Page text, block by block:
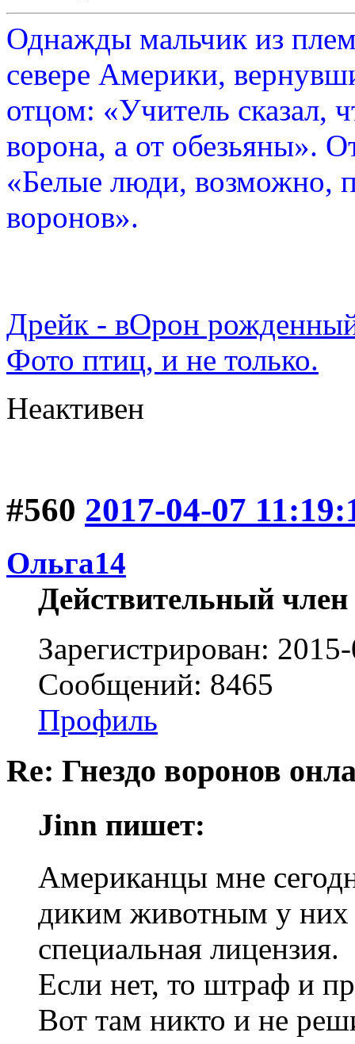
Однажды мальчик из
севере Америки,
отцом: «Учитель сказал,
ворона, а от обезьяны».
«Белые люди, возможно,
воронов».
Дрейк - вОрон
Фото птиц, и не только.
Неактивен
#560 2017-04-07
Ольга14
Действительный член
Зарегистрирован:
Сообщений: 8465
Профиль
Re: Гнездо воронов
Jinn пишет:
Американцы мне
диким животным у них
специальная лицензия.
Если нет, то штраф и
Вот там никто и не